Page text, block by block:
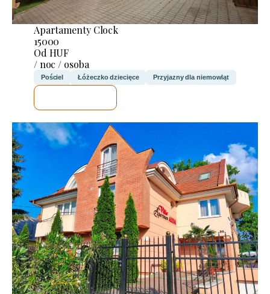
Apartamenty Clock
15000
Od HUF
/ noc / osoba
Pościel Łóżeczko dziecięce Przyjazny dla niemowląt